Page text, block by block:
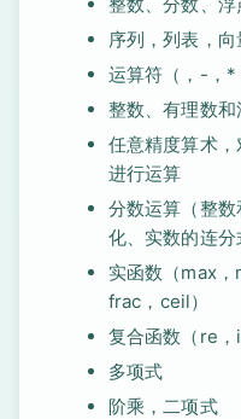
序列，列表，
运算符（，-，*
整数、有理数
任意精度算术
进行运算
分数运算（整
化、实数的连分
实函数（max
frac，ceil）
复合函数（re，
多项式
阶乘，二项式